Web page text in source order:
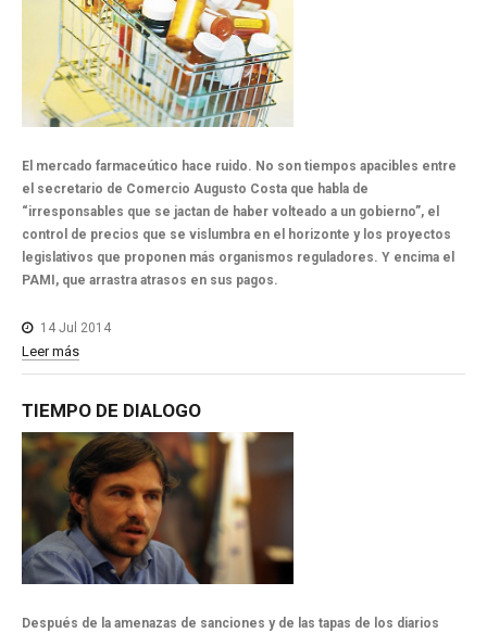
El mercado farmaceútico hace ruido. No son tiempos apacibles entre
el secretario de Comercio Augusto Costa que habla de
“irresponsables que se jactan de haber volteado a un gobierno”, el
control de precios que se vislumbra en el horizonte y los proyectos
legislativos que proponen más organismos reguladores. Y encima el
PAMI, que arrastra atrasos en sus pagos.
14 Jul 2014
Leer más
TIEMPO DE DIALOGO
Después de la amenazas de sanciones y de las tapas de los diarios